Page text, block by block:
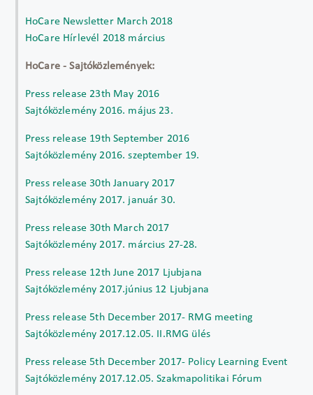
HoCare Newsletter March 2018
HoCare Hírlevél 2018 március
HoCare - Sajtóközlemények:
Press release 23th May 2016
Sajtóközlemény 2016. május 23.
Press release 19th September 2016
Sajtóközlemény 2016. szeptember 19.
Press release 30th January 2017
Sajtóközlemény 2017. január 30.
Press release 30th March 2017
Sajtóközlemény 2017. március 27-28.
Press release 12th June 2017 Ljubjana
Sajtóközlemény 2017.június 12 Ljubjana
Press release 5th December 2017- RMG meeting
Sajtóközlemény 2017.12.05. II.RMG ülés
Press release 5th December 2017- Policy Learning Event
Sajtóközlemény 2017.12.05. Szakmapolitikai Fórum